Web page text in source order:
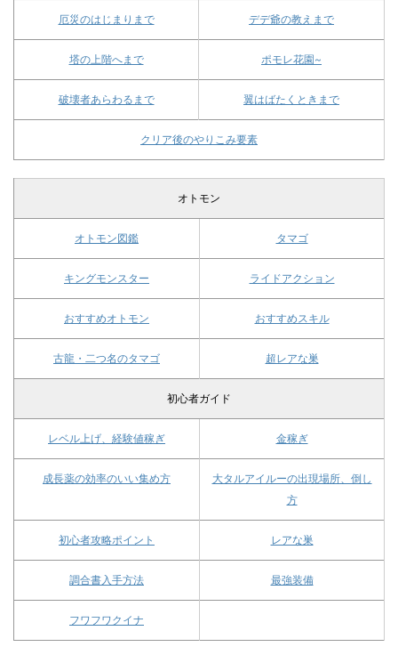
厄災のはじまりまで デデ爺の教えまで
塔の上階へまで ポモレ花園~
破壊者あらわるまで 翼はばたくときまで
クリア後のやりこみ要素
オトモン
オトモン図鑑 タマゴ
キングモンスター ライドアクション
おすすめオトモン おすすめスキル
古龍・二つ名のタマゴ 超レアな巣
初心者ガイド
レベル上げ、経験値稼ぎ 金稼ぎ
成長薬の効率のいい集め方
大タルアイルーの出現場所、倒し
方
初心者攻略ポイント レアな巣
調合書入手方法 最強装備
フワフワクイナ